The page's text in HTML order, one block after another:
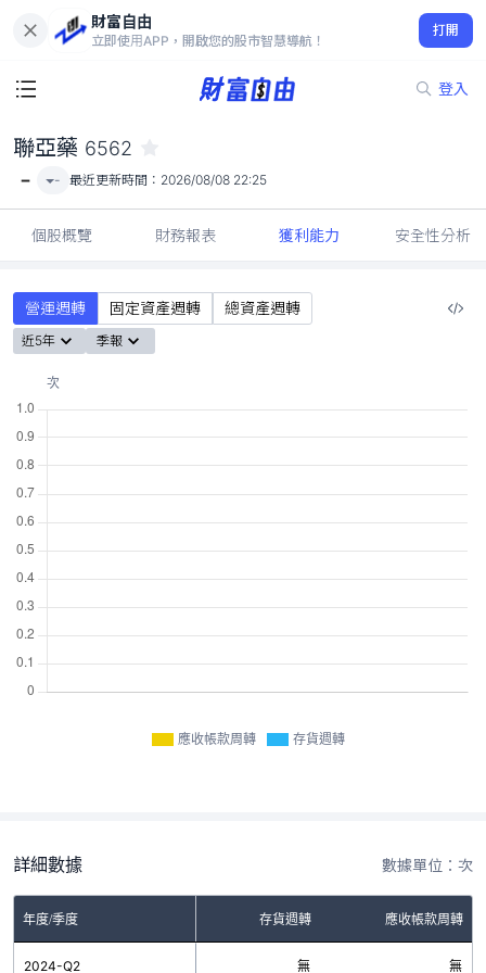
財富自由
立即使用APP，開啟您的股市智慧導航！
打開
登入
-
聯亞藥 6562
- - 最近更新時間： 2026/08/08 22:25
個股概覽 財務報表 獲利能力 安全性分析
營運週轉 固定資產週轉 總資產週轉
近5年 季報
應收帳款周轉 存貨週轉
詳細數據 數據單位：次
年度/季度 存貨週轉 應收帳款周轉
2024-Q2 無 無